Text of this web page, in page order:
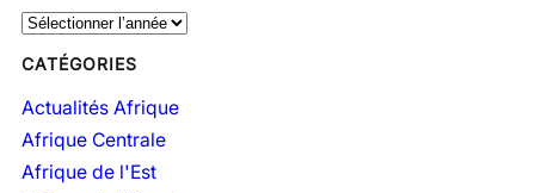
A
c
h
v
CATÉGORIES
Actualités Afrique
Afrique Centrale
Afrique de l'Est